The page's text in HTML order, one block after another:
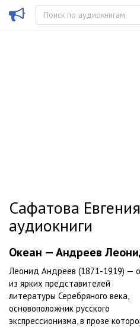
Сафатова
аудиокниги
Океан — Андреев
Леонид Андреев (1871-1919) —
из ярких представителей
литературы Серебряного века,
основоположник русского
экспрессионизма, в прозе